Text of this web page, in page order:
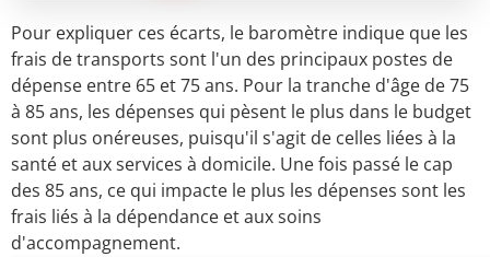
Pour expliquer ces écarts, le baromètre indique que les
frais de transports sont l'un des principaux postes de
dépense entre 65 et 75 ans. Pour la tranche d'âge de 75
à 85 ans, les dépenses qui pèsent le plus dans le budget
sont plus onéreuses, puisqu'il s'agit de celles liées à la
santé et aux services à domicile. Une fois passé le cap
des 85 ans, ce qui impacte le plus les dépenses sont les
frais liés à la dépendance et aux soins
d'accompagnement.